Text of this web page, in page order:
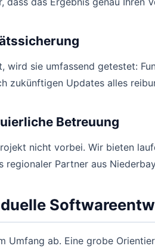
wird sie umfassend getestet:
zukünftigen Updates alles
Betreuung
nicht vorbei. Wir bieten
regionaler Partner aus
Umfang ab. Eine grobe